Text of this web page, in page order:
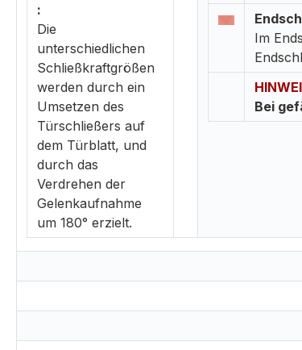
:
Die
unterschiedlichen
Schließkraftgrößen
werden durch ein
Umsetzen des
Türschließers auf
dem Türblatt, und
durch das
Verdrehen der
Gelenkaufnahme
um 180° erzielt.
Im
Bei